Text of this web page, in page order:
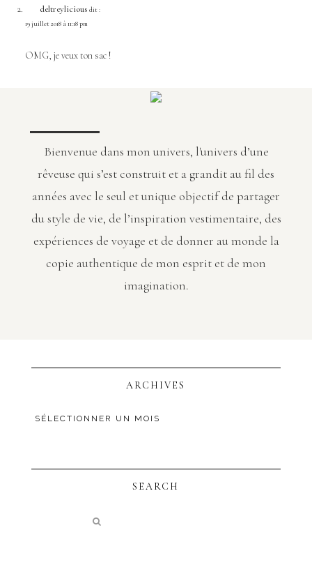
deltreylicious dit :
19 juillet 2018 à 11:18 pm
OMG, je veux ton sac !
Bienvenue dans mon univers, l'univers d’une
rêveuse qui s’est construit et a grandit au fil des
années avec le seul et unique objectif de partager
du style de vie, de l’inspiration vestimentaire, des
expériences de voyage et de donner au monde la
copie authentique de mon esprit et de mon
imagination.
ARCHIVES
SEARCH